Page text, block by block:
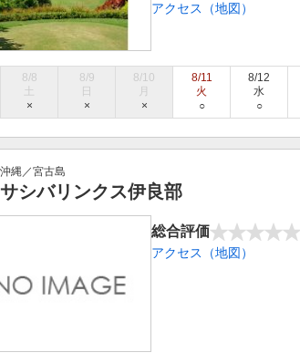
アクセス（地図）
8/8
土
×
8/9
日
×
8/10
×
8/11
火
○
8/12
水
○
沖縄／宮古島
サシバリンクス伊良部
総合評価
アクセス（地図）